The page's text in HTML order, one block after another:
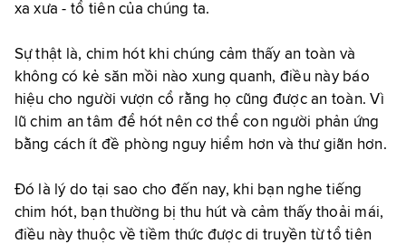
xa xưa - tổ tiên của chúng ta.
Sự thật là, chim hót khi chúng cảm thấy an toàn và
không có kẻ săn mồi nào xung quanh, điều này báo
hiệu cho người vượn cổ rằng họ cũng được an toàn. Vì
lũ chim an tâm để hót nên cơ thể con người phản ứng
bằng cách ít đề phòng nguy hiểm hơn và thư giãn hơn.
Đó là lý do tại sao cho đến nay, khi bạn nghe tiếng
chim hót, bạn thường bị thu hút và cảm thấy thoải mái,
điều này thuộc về tiềm thức được di truyền từ tổ tiên